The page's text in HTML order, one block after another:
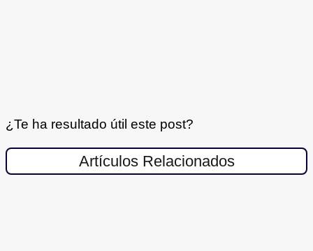
¿Te ha resultado útil este post?
Artículos Relacionados